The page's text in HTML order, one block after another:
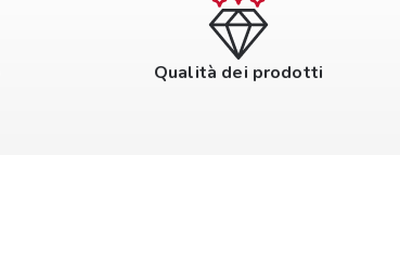
Qualità dei prodotti